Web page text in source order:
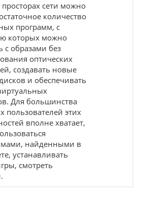
просторах сети можно
количество
программ, с
которых можно
с образами без
оптических
создавать новые
и обеспечивать
Для большинства
пользователей этих
вполне хватает,
найденными в
устанавливать
смотреть